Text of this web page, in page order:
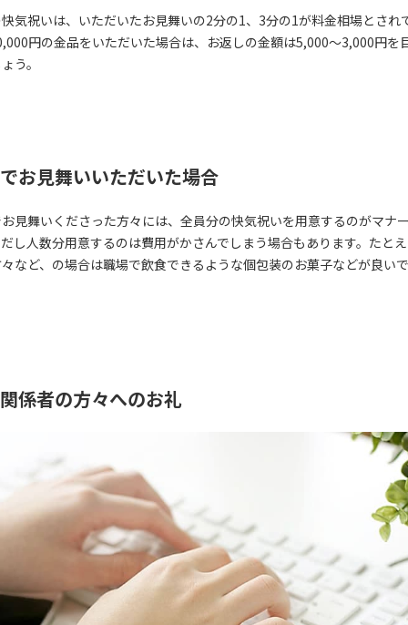
気祝いは、いただいたお見舞いの2分の1、3分の1が料金相場とされ
円の金品をいただいた場合は、お返しの金額は5,000～3,000円を
う。
お見舞いいただいた場合
見舞いくださった方々には、全員分の快気祝いを用意するのがマナ
し人数分用意するのは費用がかさんでしまう場合もあります。たと
など、の場合は職場で飲食できるような個包装のお菓子などが良い
係者の方々へのお礼